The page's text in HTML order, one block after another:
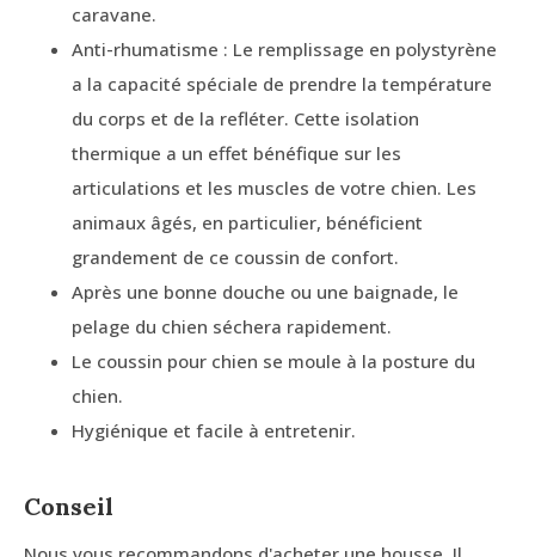
caravane.
Anti-rhumatisme : Le remplissage en polystyrène
a la capacité spéciale de prendre la température
du corps et de la refléter. Cette isolation
thermique a un effet bénéfique sur les
articulations et les muscles de votre chien. Les
animaux âgés, en particulier, bénéficient
grandement de ce coussin de confort.
Après une bonne douche ou une baignade, le
pelage du chien séchera rapidement.
Le coussin pour chien se moule à la posture du
chien.
Hygiénique et facile à entretenir.
Conseil